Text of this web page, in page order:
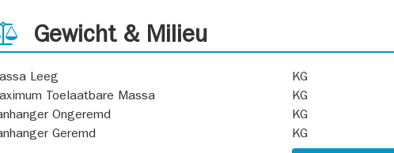
Gewicht & Milieu
Leeg
KG
Toelaatbare Massa
KG
Ongeremd
KG
Geremd
KG